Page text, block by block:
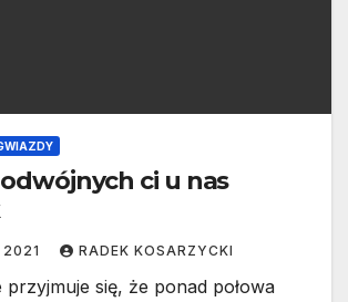
ci u nas
RADEK KOSARZYCKI
przyjmuje się, że ponad połowa